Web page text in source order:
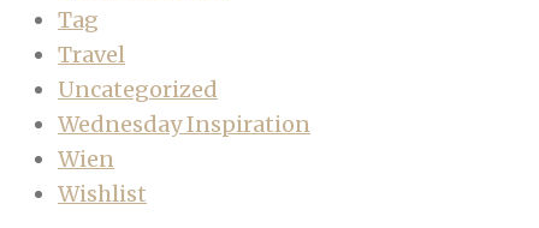
Tag
Travel
Uncategorized
Wednesday Inspiration
Wien
Wishlist